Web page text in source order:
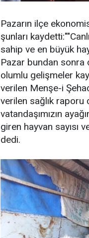
Pazarın ilçe
şunları
sahip ve en büyük
Pazar bundan sonra
olumlu gelişmeler
verilen Menşe-i
verilen sağlık raporu
vatandaşımızın
giren hayvan sayısı
dedi.